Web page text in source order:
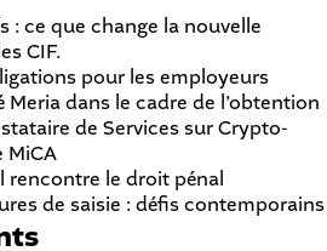
: ce que change la nouvelle
CIF.
pour les employeurs
dans le cadre de l’obtention
de Services sur Crypto-
MiCA
le droit pénal
de saisie : défis contemporains